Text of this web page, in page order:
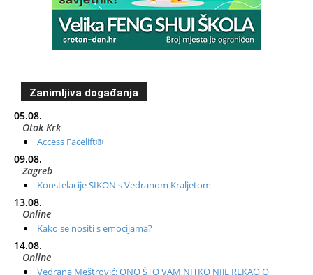
Zanimljiva događanja
05.08.
Otok Krk
Access Facelift®
09.08.
Zagreb
Konstelacije SIKON s Vedranom Kraljetom
13.08.
Online
Kako se nositi s emocijama?
14.08.
Online
Vedrana Meštrović: ONO ŠTO VAM NITKO NIJE REKAO O